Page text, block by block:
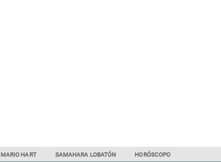
MARIO HART SAMAHARA LOBATÓN HORÓSCOPO